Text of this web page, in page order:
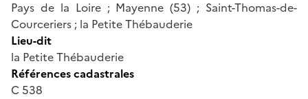
Pays de la Loire ; Mayenne (53) ; Saint-Thomas-de-
Courceriers ; la Petite Thébauderie
Lieu-dit
la Petite Thébauderie
Références cadastrales
C 538